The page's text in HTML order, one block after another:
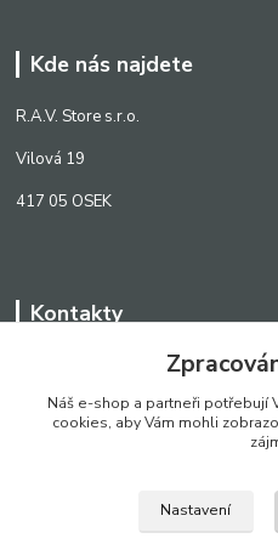
Kde nás najdete
R.A.V. Store s.r.o.
Vilová 19
417 05 OSEK
Kontakty
Náš e-shop a partneři potřebují
cookies, aby Vám mohli
Nastavení